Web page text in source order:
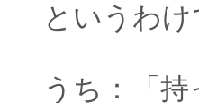
というわけ
うち：「持